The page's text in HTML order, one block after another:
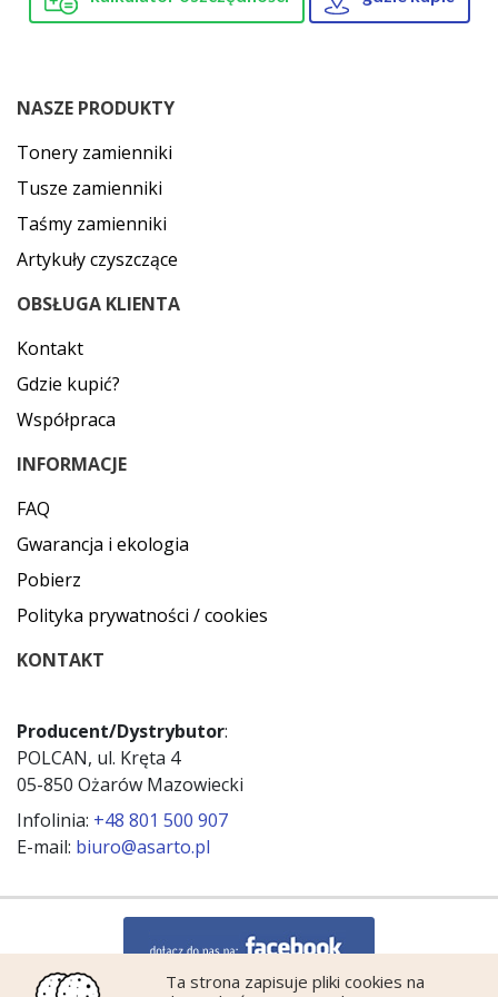
NASZE PRODUKTY
Tonery zamienniki
Tusze zamienniki
Taśmy zamienniki
Artykuły czyszczące
OBSŁUGA KLIENTA
Kontakt
Gdzie kupić?
Współpraca
INFORMACJE
FAQ
Gwarancja i ekologia
Pobierz
Polityka prywatności / cookies
KONTAKT
Producent/Dystrybutor:
POLCAN, ul. Kręta 4
05-850 Ożarów Mazowiecki
Infolinia: +48 801 500 907
E-mail: biuro@asarto.pl
Ta strona zapisuje pliki cookies na